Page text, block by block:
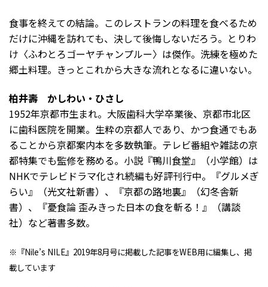
食事を終えての結論。このレストランの料理を食べるため
だけに沖縄を訪れても、決して後悔しないだろう。とりわ
け〈ふわとろゴーヤチャンプルー〉は傑作。洗練を極めた
郷土料理。きっとこれから大きな流れとなるに違いない。
柏井壽 かしわい・ひさし
1952年京都市生まれ。大阪歯科大学卒業後、京都市北区
に歯科医院を開業。生粋の京都人であり、かつ食通でもあ
ることから京都案内本を多数執筆。テレビ番組や雑誌の京
都特集でも監修を務める。小説『鴨川食堂』（小学館）は
NHKでテレビドラマ化され続編も好評刊行中。『グルメぎ
らい』（光文社新書）、『京都の路地裏』（幻冬舎新
書）、『憂食論 歪みきった日本の食を斬る！』（講談
社）など著書多数。
※『Nile’s NILE』2019年8月号に掲載した記事をWEB用に編集し、掲
載しています